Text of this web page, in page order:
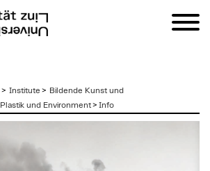
> Institute > Bildende Kunst und
Plastik und Environment> Info